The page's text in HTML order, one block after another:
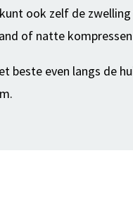
ook zelf de
of natte
beste even langs de